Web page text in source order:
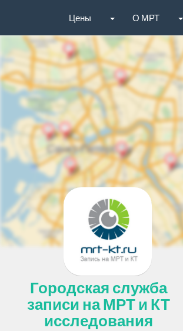
Цены О МРТ
Городская служба
записи на МРТ и КТ
исследования